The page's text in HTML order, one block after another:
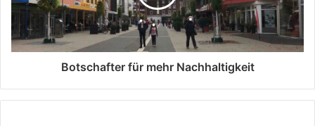
Botschafter für mehr Nachhaltigkeit